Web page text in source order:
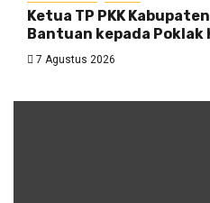
Ketua TP PKK
Bantuan kepada
7 Agustus 2026